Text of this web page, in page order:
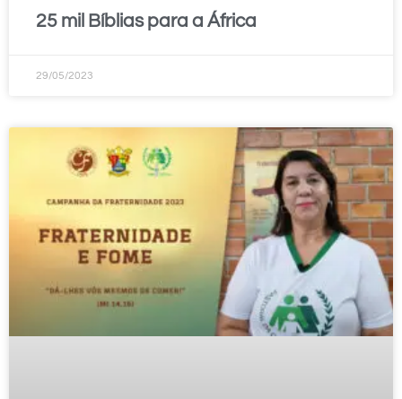
25 mil Bíblias para a África
29/05/2023